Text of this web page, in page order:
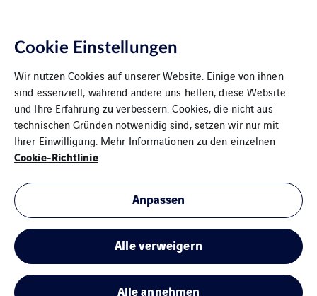
Cookie Einstellungen
Wir nutzen Cookies auf unserer Website. Einige von ihnen
sind essenziell, während andere uns helfen, diese Website
und Ihre Erfahrung zu verbessern. Cookies, die nicht aus
technischen Gründen notwenidig sind, setzen wir nur mit
Ihrer Einwilligung. Mehr Informationen zu den einzelnen
Cookie-Richtlinie
Anpassen
Alle verweigern
Alle annehmen